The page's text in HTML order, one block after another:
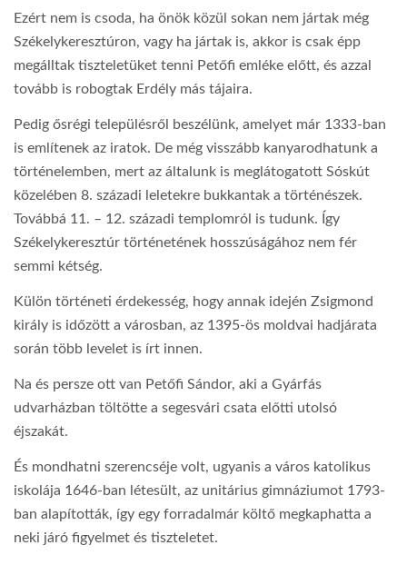
Ezért nem is csoda, ha önök közül sokan nem jártak még
Székelykeresztúron, vagy ha jártak is, akkor is csak épp
megálltak tiszteletüket tenni Petőfi emléke előtt, és azzal
tovább is robogtak Erdély más tájaira.
Pedig ősrégi településről beszélünk, amelyet már 1333-ban
is említenek az iratok. De még visszább kanyarodhatunk a
történelemben, mert az általunk is meglátogatott Sóskút
közelében 8. századi leletekre bukkantak a történészek.
Továbbá 11. – 12. századi templomról is tudunk. Így
Székelykeresztúr történetének hosszúságához nem fér
semmi kétség.
Külön történeti érdekesség, hogy annak idején Zsigmond
király is időzött a városban, az 1395-ös moldvai hadjárata
során több levelet is írt innen.
Na és persze ott van Petőfi Sándor, aki a Gyárfás
udvarházban töltötte a segesvári csata előtti utolsó
éjszakát.
És mondhatni szerencséje volt, ugyanis a város katolikus
iskolája 1646-ban létesült, az unitárius gimnáziumot 1793-
ban alapították, így egy forradalmár költő megkaphatta a
neki járó figyelmet és tiszteletet.